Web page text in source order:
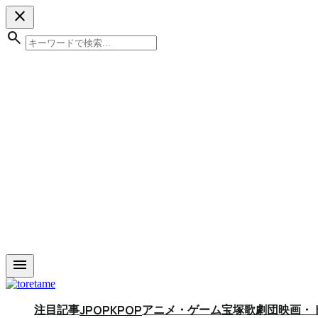
close
search
menu
注目記事JPOPKPOPアニメ・ゲーム宝塚歌劇団映画・